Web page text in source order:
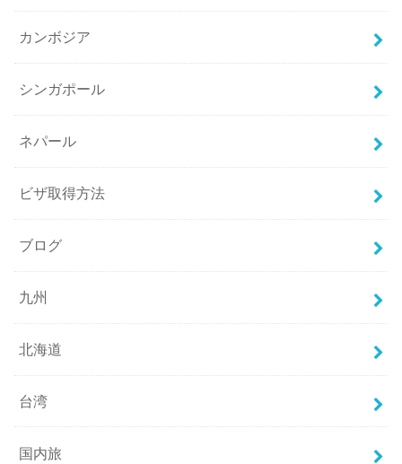
カンボジア
シンガポール
ネパール
ビザ取得方法
ブログ
九州
北海道
台湾
国内旅